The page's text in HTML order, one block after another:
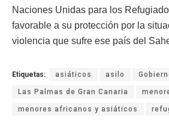
Naciones Unidas para los
favorable a su protección por la
violencia que sufre ese país del
Etiquetas: asiáticos asilo
Las Palmas de Gran Canaria
menores africanos y asiáticos